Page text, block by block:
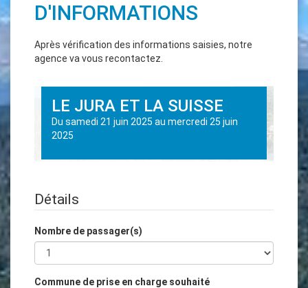
D'INFORMATIONS
Après vérification des informations saisies, notre
agence va vous recontactez.
LE JURA ET LA SUISSE
Du samedi 21 juin 2025 au mercredi 25 juin
2025
Détails
Nombre de passager(s)
Commune de prise en charge souhaité